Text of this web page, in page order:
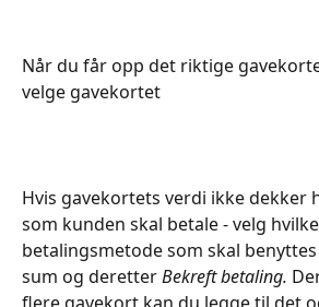
Når du får opp det riktige
velge gavekortet
Hvis gavekortets verdi ikke dekker
som kunden skal betale - velg
betalingsmetode som skal
sum og deretter Bekreft betaling.